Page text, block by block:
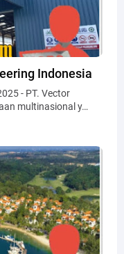
Indonesia
- PT. Vector
multinasional y…